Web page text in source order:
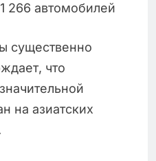
266 автомобилей
существенно
что
на азиатских